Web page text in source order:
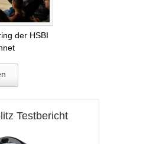
der HSBI
Testbericht